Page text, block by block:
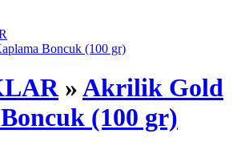
Boncuk (100 gr)
»Akrilik Gold
(100 gr)